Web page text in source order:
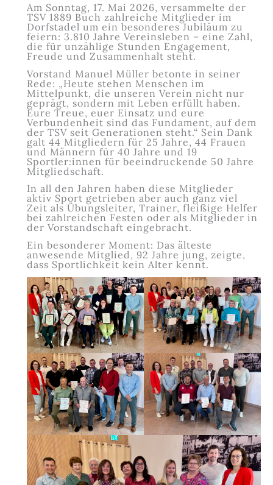
Am Sonntag, 17. Mai 2026, versammelte der
TSV 1889 Buch zahlreiche Mitglieder im
Dorfstadel um ein besonderes Jubiläum zu
feiern: 3.810 Jahre Vereinsleben – eine Zahl,
die für unzählige Stunden Engagement,
Freude und Zusammenhalt steht.
Vorstand Manuel Müller betonte in seiner
Rede: „Heute stehen Menschen im
Mittelpunkt, die unseren Verein nicht nur
geprägt, sondern mit Leben erfüllt haben.
Eure Treue, euer Einsatz und eure
Verbundenheit sind das Fundament, auf dem
der TSV seit Generationen steht.“ Sein Dank
galt 44 Mitgliedern für 25 Jahre, 44 Frauen
und Männern für 40 Jahre und 19
Sportler:innen für beeindruckende 50 Jahre
Mitgliedschaft.
In all den Jahren haben diese Mitglieder
aktiv Sport getrieben aber auch ganz viel
Zeit als Übungsleiter, Trainer, fleißige Helfer
bei zahlreichen Festen oder als Mitglieder in
der Vorstandschaft eingebracht.
Ein besonderer Moment: Das älteste
anwesende Mitglied, 92 Jahre jung, zeigte,
dass Sportlichkeit kein Alter kennt.